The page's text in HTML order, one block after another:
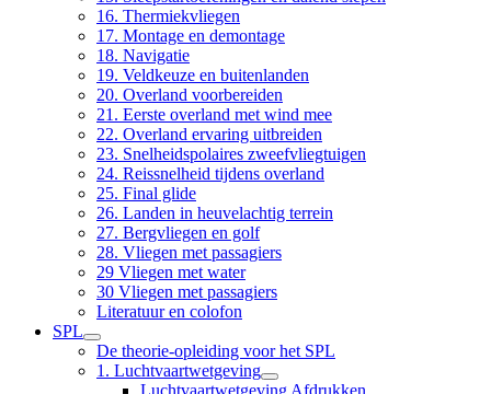
16. Thermiekvliegen
17. Montage en demontage
18. Navigatie
19. Veldkeuze en buitenlanden
20. Overland voorbereiden
21. Eerste overland met wind mee
22. Overland ervaring uitbreiden
23. Snelheidspolaires zweefvliegtuigen
24. Reissnelheid tijdens overland
25. Final glide
26. Landen in heuvelachtig terrein
27. Bergvliegen en golf
28. Vliegen met passagiers
29 Vliegen met water
30 Vliegen met passagiers
Literatuur en colofon
SPL
De theorie-opleiding voor het SPL
1. Luchtvaartwetgeving
Luchtvaartwetgeving Afdrukken